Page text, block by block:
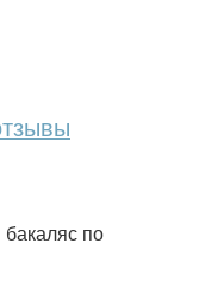
по